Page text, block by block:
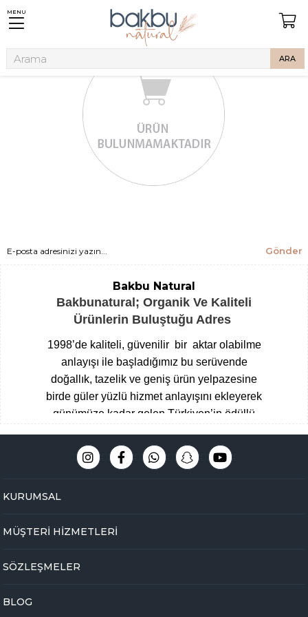
MENU
Gönder
Bakbu Natural
Bakbunatural; Organik Ve Kaliteli
Ürünlerin Buluştuğu Adres
1998’de kaliteli, güvenilir bir aktar olabilme
anlayışı ile başladığımız bu serüvende
doğallık, tazelik ve geniş ürün yelpazesine
birde güler yüzlü hizmet anlayışını ekleyerek
günümüze kadar gelen Türkiyen’in ödüllü
Baharatçısı, şimdide Bakbunatural ailesi
olarak online mağazamız ile hizmet
odaklı,eğitimli ve tecrübeli uzman kadromuz
planda tutarak Çengelköy mağazamızda
bakbunatural.com güvencesi ile devam
KURUMSAL
MÜŞTERİ HİZMETLERİ
SÖZLEŞMELER
BLOG